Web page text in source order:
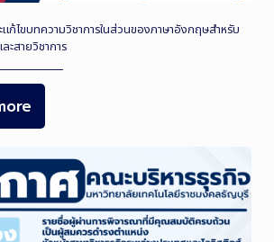
แก้ไขบทความวิชาการในส่วนของภาษาอังกฤษสำหรับ
สายวิชาการ